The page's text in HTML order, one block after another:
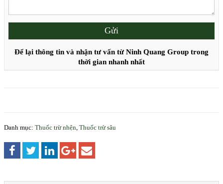
Để lại thông tin và nhận tư vấn từ Ninh Quang Group trong
thời gian nhanh nhất
Danh mục: Thuốc trừ nhện Thuốc trừ sâu